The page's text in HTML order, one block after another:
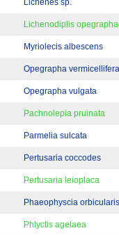
Lichenodiplis
Myriolecis albescens
Opegrapha vermicellifera
Opegrapha vulgata
Pachnolepia pruinata
Parmelia sulcata
Pertusaria coccodes
Pertusaria leioplaca
Phaeophyscia orbicularis
Phlyctis agelaea